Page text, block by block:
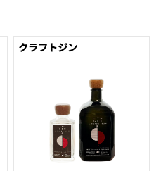
クラフトジン